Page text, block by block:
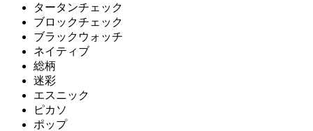
タータンチェック
ブロックチェック
ブラックウォッチ
ネイティブ
総柄
迷彩
エスニック
ピカソ
ポップ